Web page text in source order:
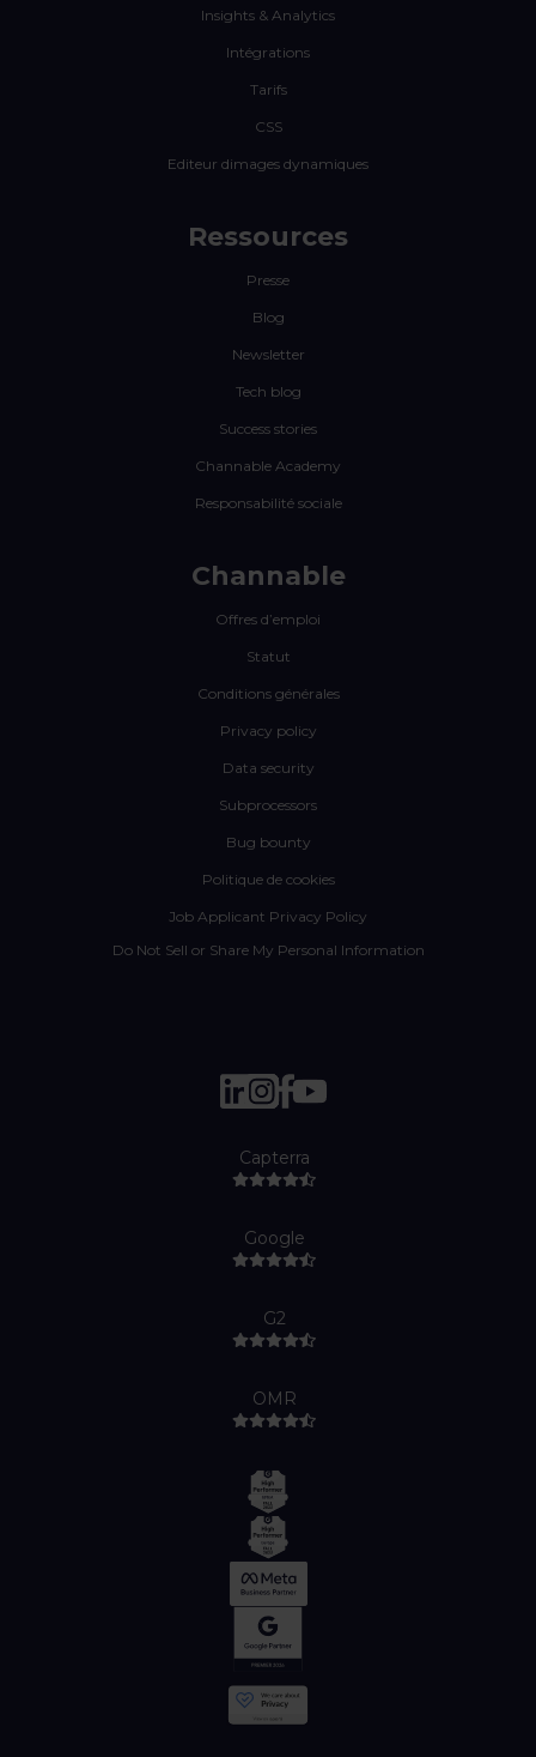
Insights & Analytics
Intégrations
Tarifs
CSS
Editeur dimages dynamiques
Ressources
Presse
Blog
Newsletter
Tech blog
Success stories
Channable Academy
Responsabilité sociale
Channable
Offres d’emploi
Statut
Conditions générales
Privacy policy
Data security
Subprocessors
Bug bounty
Politique de cookies
Job Applicant Privacy Policy
Do Not Sell or Share My Personal Information
Capterra
Google
G2
OMR